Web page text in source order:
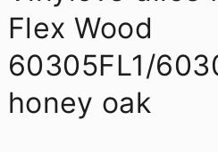
Flex Wood
60305FL1/
honey oak